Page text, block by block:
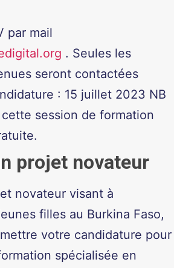
par mail
. Seules les
seront contactées
: 15 juillet 2023 NB
session de formation
projet novateur
novateur visant à
filles au Burkina Faso,
votre candidature pour
spécialisée en